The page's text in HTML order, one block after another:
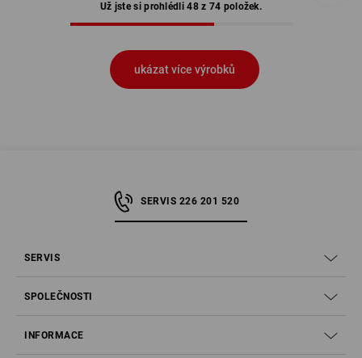
Už jste si prohlédli 48 z 74 položek.
ukázat více výrobků
SERVIS 226 201 520
SERVIS
SPOLEČNOSTI
INFORMACE